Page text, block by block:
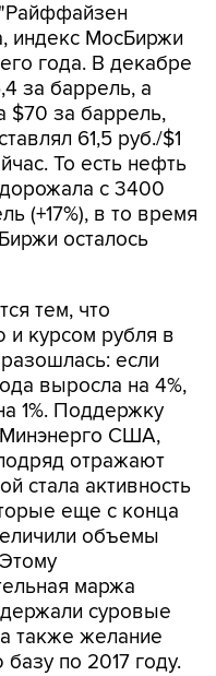
индекс МосБиржи
года. В декабре
за баррель, а
$70 за баррель,
61,5 руб./$1
То есть нефть
с 3400
(+17%), в то время
осталось
тем, что
курсом рубля в
если
выросла на 4%,
1%. Поддержку
США,
отражают
стала активность
еще с конца
объемы
маржа
суровые
также желание
по 2017 году.